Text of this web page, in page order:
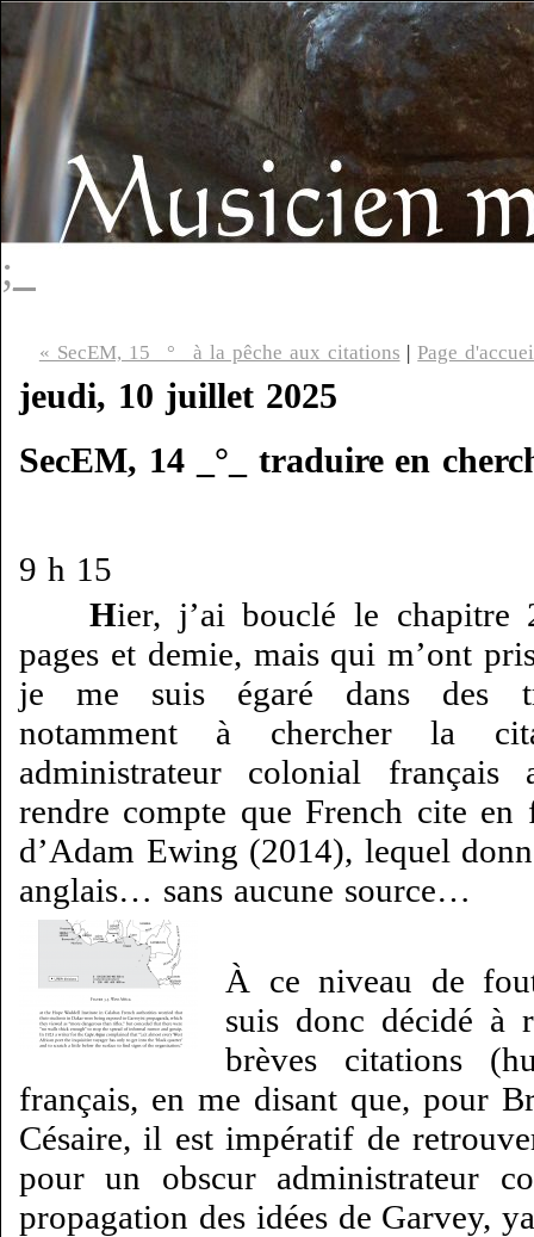
;_
« SecEM, 15 _°_ à la pêche aux citations |Page
jeudi, 10 juillet 2025
SecEM, 14 _°_ traduire en
9 h 15
Hier, j’ai bouclé le chapitre
pages et demie, mais qui m’ont
je me suis égaré dans des
notamment à chercher la
administrateur colonial
rendre compte que French cite
d’Adam Ewing (2014), lequel
anglais… sans aucune source…
À ce niveau de
suis donc décidé à
brèves citations
français, en me disant que, pour
Césaire, il est impératif de
pour un obscur administrateur
propagation des idées de Garvey,